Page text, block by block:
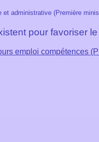
et administrative (Première
pour favoriser
emploi compétences